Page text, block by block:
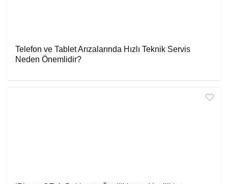
Telefon ve Tablet Arızalarında Hızlı Teknik Servis
Neden Önemlidir?